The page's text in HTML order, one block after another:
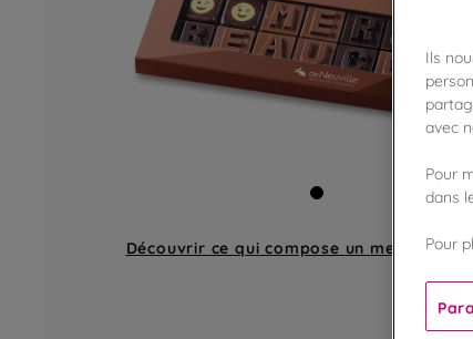
Découvrir ce qui compose un message
Ils
avec
Pour
dans
Pour